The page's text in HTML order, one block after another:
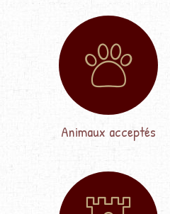
Animaux acceptés